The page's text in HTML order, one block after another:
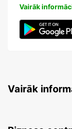
Vairāk
Vairāk